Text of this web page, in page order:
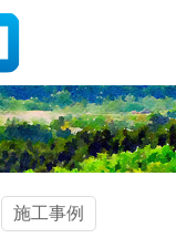
施工事例